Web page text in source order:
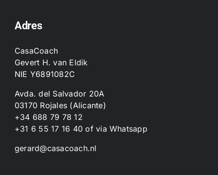
Adres
CasaCoach
Gevert H. van Eldik
NIE Y6891082C
Avda. del Salvador 20A
03170 Rojales (Alicante)
+34 688 79 78 12
+31 6 55 17 16 40 ofvia Whatsapp
gerard@casacoach.nl